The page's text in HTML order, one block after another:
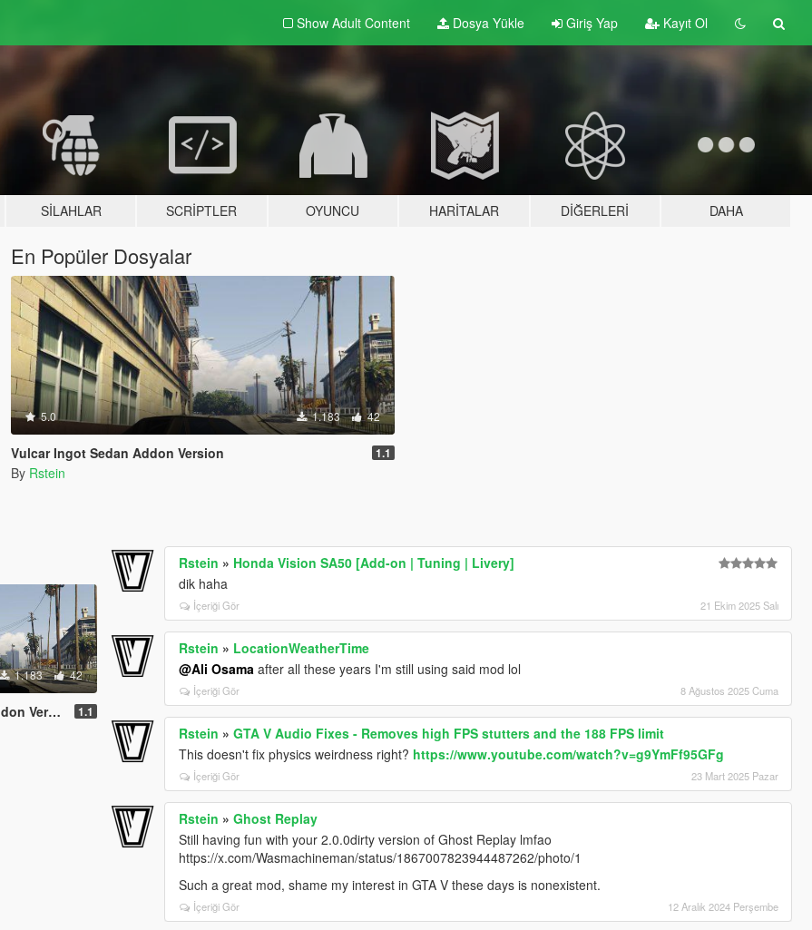
Show Adult Content Dosya Yükle Giriş Yap Kayıt Ol
SILAHLAR SCRIPTLER OYUNCU HARITALAR DIĞERLERI DAHA
En Popüler Dosyalar
5.0 1.183 42
Vulcar Ingot Sedan Addon Version 1.1
By Rstein
1.183 42
Version 1.1
Rstein » Honda Vision SA50 [Add-on | Tuning | Livery]
dik haha
İçeriği Gör 21 Ekim 2025 Salı
Rstein » LocationWeatherTime
@Ali Osama after all these years I'm still using said mod lol
İçeriği Gör 8 Ağustos 2025 Cuma
Rstein »GTA V Audio Fixes - Removes high FPS stutters and the 188 FPS limit
This doesn't fix physics weirdness right? https://www.youtube.com/watch?v=g9YmFf95GFg
İçeriği Gör 23 Mart 2025 Pazar
Rstein »Ghost Replay
Still having fun with your 2.0.0dirty version of Ghost Replay lmfao
https://x.com/Wasmachineman/status/1867007823944487262/photo/1
Such a great mod, shame my interest in GTA V these days is nonexistent.
İçeriği Gör 12 Aralık 2024 Perşembe